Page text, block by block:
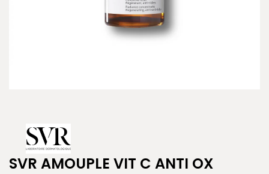
SVR AMOUPLE VIT C ANTI OX